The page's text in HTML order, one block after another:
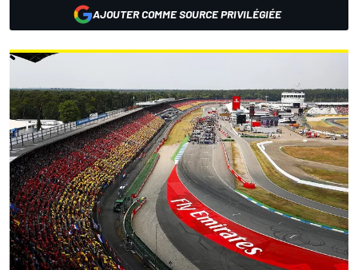
AJOUTER COMME SOURCE PRIVILÉGIÉE